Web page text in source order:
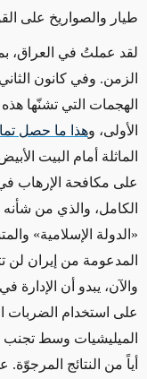
طيار والصواريخ على
لقد عملتُ في العراق،
الزمن. وفي كانون الثاني/
الهجمات التي تشنّها
الأولى، وهذا ما حصل
الماثلة أمام البيت
على مكافحة الإرهاب
الكامل، والذي من شأنه
« الدولة الإسلامية»
المدعومة من إيران
والآن، يبدو أن
على استخدام الضربات
الميليشيات وسط تجنب
أياً من النتائج المرجوّة.